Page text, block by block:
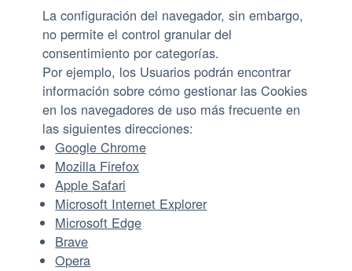
La configuración del navegador, sin embargo,
no permite el control granular del
consentimiento por categorías.
Por ejemplo, los Usuarios podrán encontrar
información sobre cómo gestionar las Cookies
en los navegadores de uso más frecuente en
las siguientes direcciones:
Google Chrome
Mozilla Firefox
Apple Safari
Microsoft Internet Explorer
Microsoft Edge
Brave
Opera